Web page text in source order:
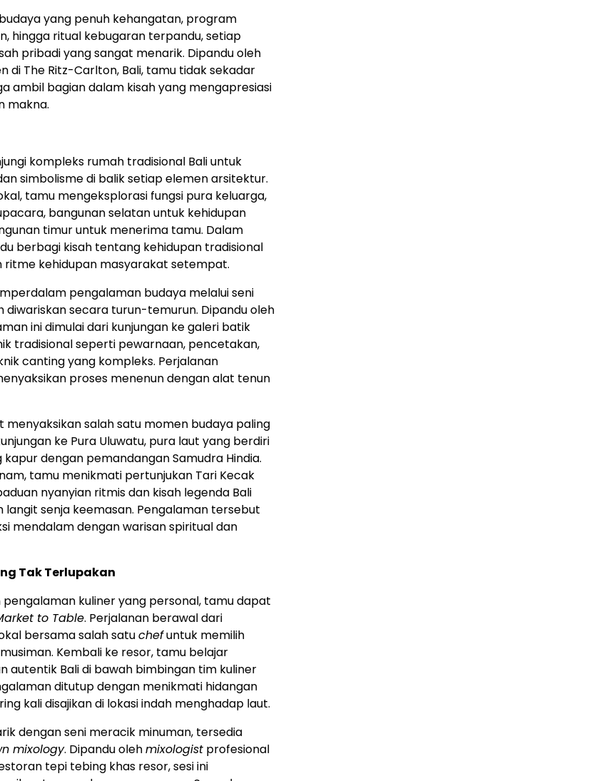
yang penuh kehangatan, program
hingga ritual kebugaran terpandu, setiap
pribadi yang sangat menarik. Dipandu oleh
di The Ritz-Carlton, Bali, tamu tidak sekadar
ambil bagian dalam kisah yang mengapresiasi
makna.
kompleks rumah tradisional Bali untuk
simbolisme di balik setiap elemen arsitektur.
tamu mengeksplorasi fungsi pura keluarga,
bangunan selatan untuk kehidupan
timur untuk menerima tamu. Dalam
berbagi kisah tentang kehidupan tradisional
ritme kehidupan masyarakat setempat.
pengalaman budaya melalui seni
secara turun-temurun. Dipandu oleh
ini dimulai dari kunjungan ke galeri batik
tradisional seperti pewarnaan, pencetakan,
canting yang kompleks. Perjalanan
proses menenun dengan alat tenun
menyaksikan salah satu momen budaya paling
ke Pura Uluwatu, pura laut yang berdiri
dengan pemandangan Samudra Hindia.
tamu menikmati pertunjukan Tari Kecak
nyanyian ritmis dan kisah legenda Bali
langit senja keemasan. Pengalaman tersebut
mendalam dengan warisan spiritual dan
Tak Terlupakan
kuliner yang personal, tamu dapat
to Table. Perjalanan berawal dari
bersama salah satuchefuntuk memilih
Kembali ke resor, tamu belajar
autentik Bali di bawah bimbingan tim kuliner
ditutup dengan menikmati hidangan
kali disajikan di lokasi indah menghadap laut.
dengan seni meracik minuman, tersedia
mixology. Dipandu olehmixologist profesional
tepi tebing khas resor, sesi ini